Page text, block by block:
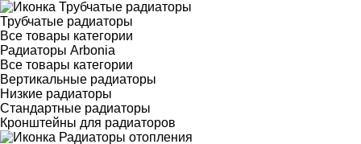
Трубчатые радиаторы
Все товары категории
Радиаторы Arbonia
Все товары категории
Вертикальные радиаторы
Низкие радиаторы
Стандартные радиаторы
Кронштейны для радиаторов